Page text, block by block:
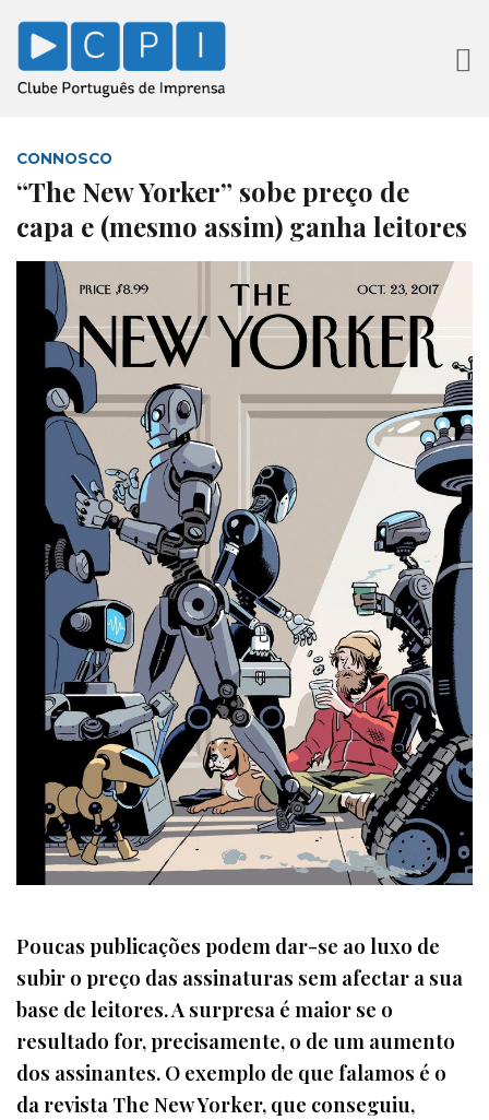
CONNOSCO
“The New Yorker” sobe preço de
capa e (mesmo assim) ganha leitores
Poucas publicações podem dar-se ao luxo de
subir o preço das assinaturas sem afectar a sua
base de leitores. A surpresa é maior se o
resultado for, precisamente, o de um aumento
dos assinantes. O exemplo de que falamos é o
da revista The New Yorker, que conseguiu,